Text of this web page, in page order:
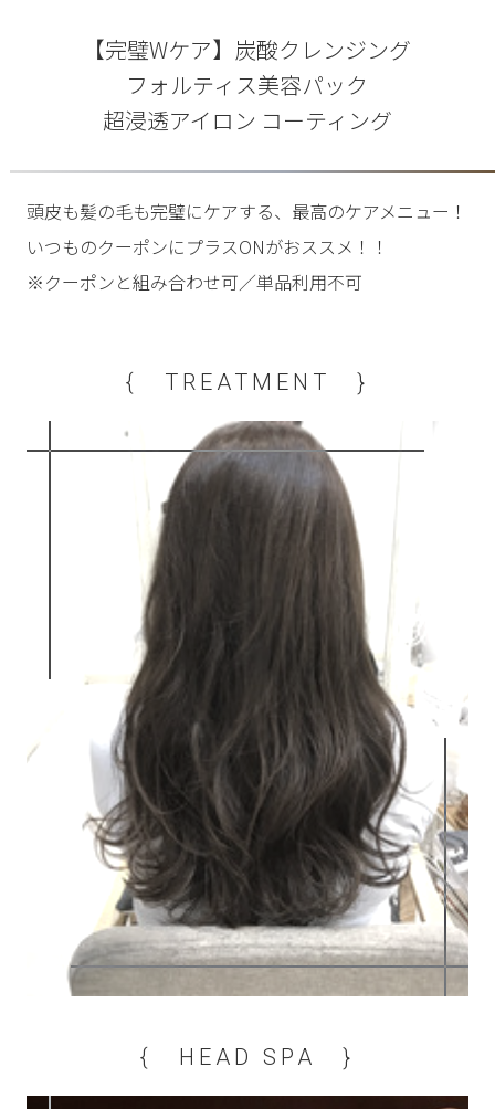
【完璧Wケア】炭酸クレンジング
フォルティス美容パック
超浸透アイロン コーティング
頭皮も髪の毛も完璧にケアする、最高のケアメニュー！
いつものクーポンにプラスONがおススメ！！
※クーポンと組み合わせ可／単品利用不可
{ TREATMENT }
{ HEAD SPA }